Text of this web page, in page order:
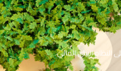
البيئي المائي